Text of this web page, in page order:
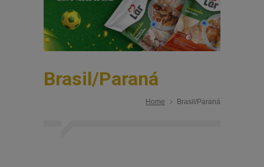
Brasil/Paraná
Home Brasil/Paraná